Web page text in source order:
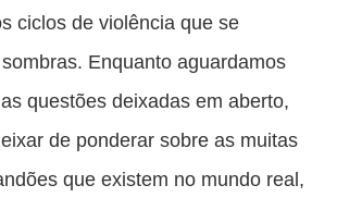
ciclos de violência que se
Enquanto aguardamos
questões deixadas em aberto,
de ponderar sobre as muitas
que existem no mundo real,